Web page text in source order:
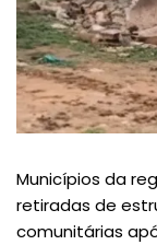
Municípios da
retiradas de
comunitárias